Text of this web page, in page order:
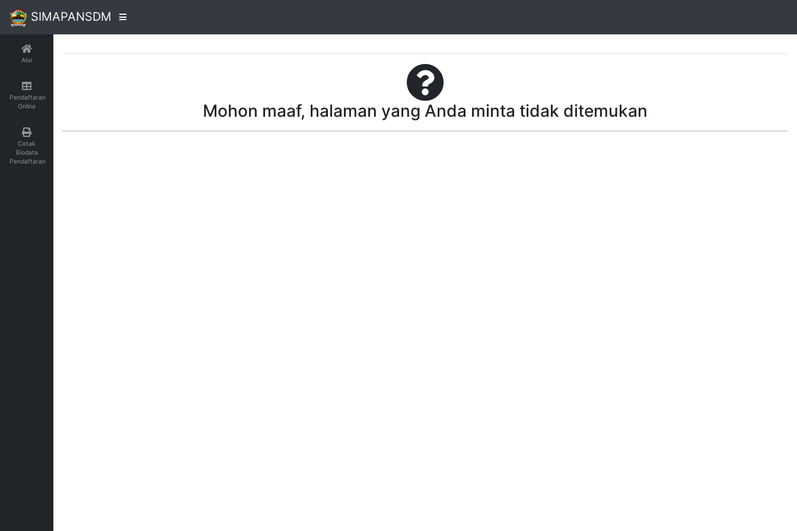
SIMAPANSDM
Alur
Pendaftaran
Online
Cetak
Biodata
Pendaftaran
Mohon maaf, halaman yang Anda minta tidak ditemukan